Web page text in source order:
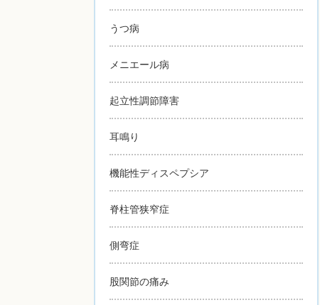
うつ病
メニエール病
起立性調節障害
耳鳴り
機能性ディスペプシア
脊柱管狭窄症
側弯症
股関節の痛み